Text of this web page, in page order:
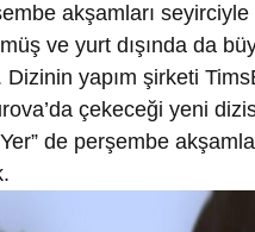
akşamları
ve yurt dışında da
yapım şirketi
çekeceği yeni
de perşembe